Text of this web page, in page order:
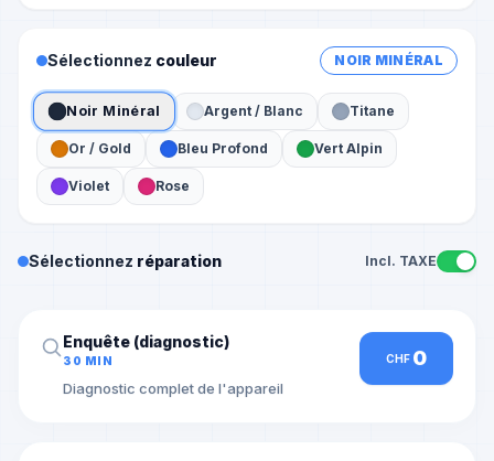
Sélectionnez couleur NOIR MINÉRAL
Noir Minéral Argent / Blanc Titane
Or / Gold Bleu Profond Vert Alpin
Violet Rose
Sélectionnez réparation Incl. TAXE
0
Enquête (diagnostic)
30 MIN